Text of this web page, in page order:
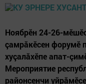
Ноябрӗн 24-26-
çамрăкӗсен форумӗ
хуçалăхӗпе апат-
Мероприятие
районсенчи